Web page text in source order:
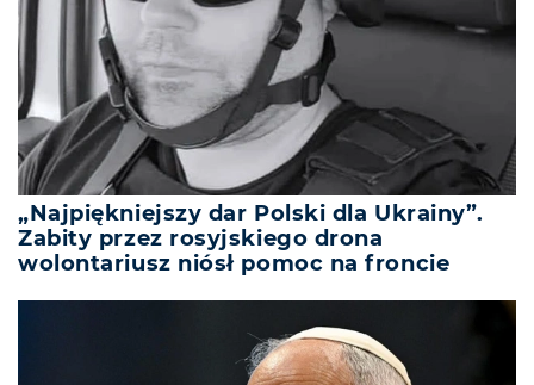
„Najpiękniejszy dar Polski dla Ukrainy”.
Zabity przez rosyjskiego drona
wolontariusz niósł pomoc na froncie